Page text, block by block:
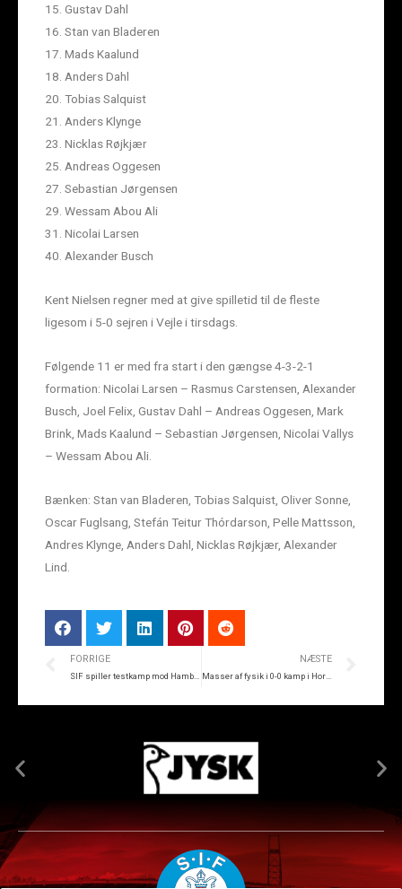
15. Gustav Dahl
16. Stan van Bladeren
17. Mads Kaalund
18. Anders Dahl
20. Tobias Salquist
21. Anders Klynge
23. Nicklas Røjkjær
25. Andreas Oggesen
27. Sebastian Jørgensen
29. Wessam Abou Ali
31. Nicolai Larsen
40. Alexander Busch
Kent Nielsen regner med at give spilletid til de fleste
ligesom i 5-0 sejren i Vejle i tirsdags.
Følgende 11 er med fra start i den gængse 4-3-2-1
formation: Nicolai Larsen – Rasmus Carstensen, Alexander
Busch, Joel Felix, Gustav Dahl – Andreas Oggesen, Mark
Brink, Mads Kaalund – Sebastian Jørgensen, Nicolai Vallys
– Wessam Abou Ali.
Bænken: Stan van Bladeren, Tobias Salquist, Oliver Sonne,
Oscar Fuglsang, Stefán Teitur Thórdarson, Pelle Mattsson,
Andres Klynge, Anders Dahl, Nicklas Røjkjær, Alexander
Lind.
FORRIGE NÆSTE
Masser af fysik i 0-0 kamp i Horsens